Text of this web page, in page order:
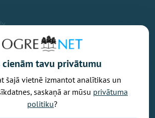
viedokli par portālu? Pamanījāt kļūdu? Ir
apspriest publiski? Vēlaties iesūtīt rakstu par
Jums vajadzīgs padoms? Rakstiet uz
cienām tavu privātumu
šajā vietnē izmantot analītikas un
saskaņā ar mūsu privātuma
politiku?